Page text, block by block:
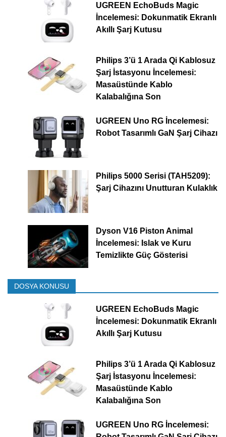
UGREEN EchoBuds Magic
İncelemesi: Dokunmatik Ekranlı
Akıllı Şarj Kutusu
Philips 3’ü 1 Arada Qi Kablosuz
Şarj İstasyonu İncelemesi:
Masaüstünde Kablo
Kalabalığına Son
UGREEN Uno RG İncelemesi:
Robot Tasarımlı GaN Şarj Cihazı
Philips 5000 Serisi (TAH5209):
Şarj Cihazını Unutturan Kulaklık
Dyson V16 Piston Animal
İncelemesi: Islak ve Kuru
Temizlikte Güç Gösterisi
DOSYA KONUSU
UGREEN EchoBuds Magic
İncelemesi: Dokunmatik Ekranlı
Akıllı Şarj Kutusu
Philips 3’ü 1 Arada Qi Kablosuz
Şarj İstasyonu İncelemesi:
Masaüstünde Kablo
Kalabalığına Son
UGREEN Uno RG İncelemesi: